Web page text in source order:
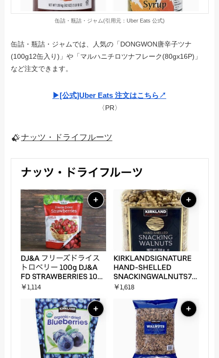
缶詰・瓶詰・ジャム(引用元：Uber Eats 公式)
缶詰・瓶詰・ジャムでは、人気の「DONGWON唐辛子ツナ
(100g12缶入り)」や「マルハニチロツナフレーク(80gx16P)」
など注文できます。
▶︎[公式]Uber Eats 注文はこちら↗︎
〈PR〉
ナッツ・ドライフルーツ